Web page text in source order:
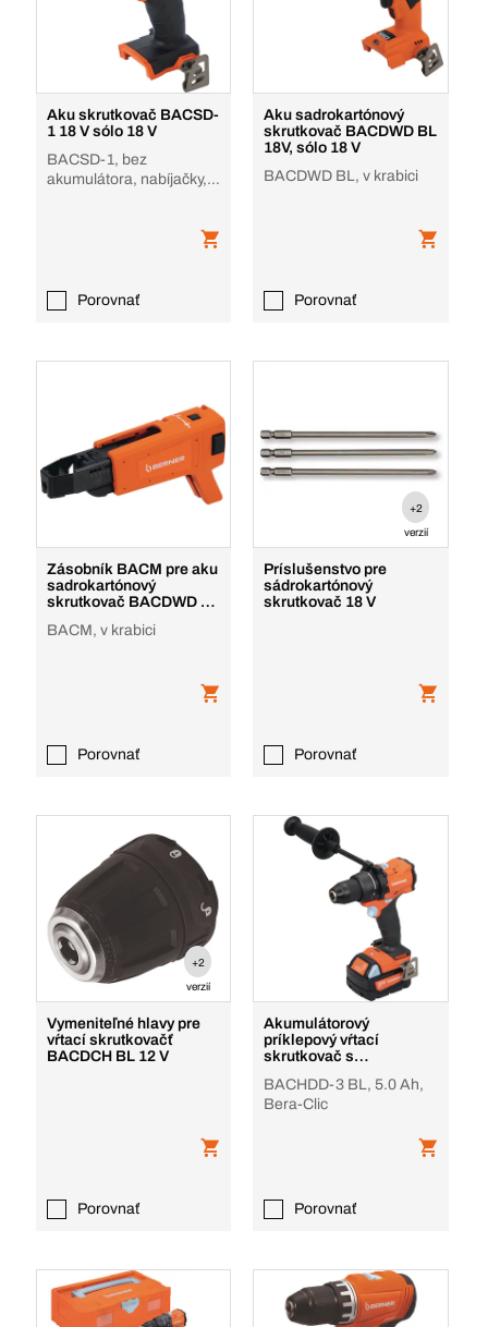
Aku skrutkovač BACSD-
1 18 V sólo 18 V
BACSD-1, bez
akumulátora, nabíjačky, v
Porovnať
Aku sadrokartónový
skrutkovač BACDWD BL
18V, sólo 18 V
BACDWD BL, v krabici
Porovnať
Zásobník BACM pre aku
sadrokartónový
skrutkovač BACDWD BL
BACM, v krabici
Porovnať
+2
verzií
Príslušenstvo pre
sádrokartónový
skrutkovač 18 V
Porovnať
+2
verzií
Vymeniteľné hlavy pre
vŕtací skrutkovačť
BACDCH BL 12 V
Porovnať
Akumulátorový
príklepový vŕtací
skrutkovač s
18 V
BACHDD-3 BL, 5.0 Ah,
Bera-Clic
Porovnať